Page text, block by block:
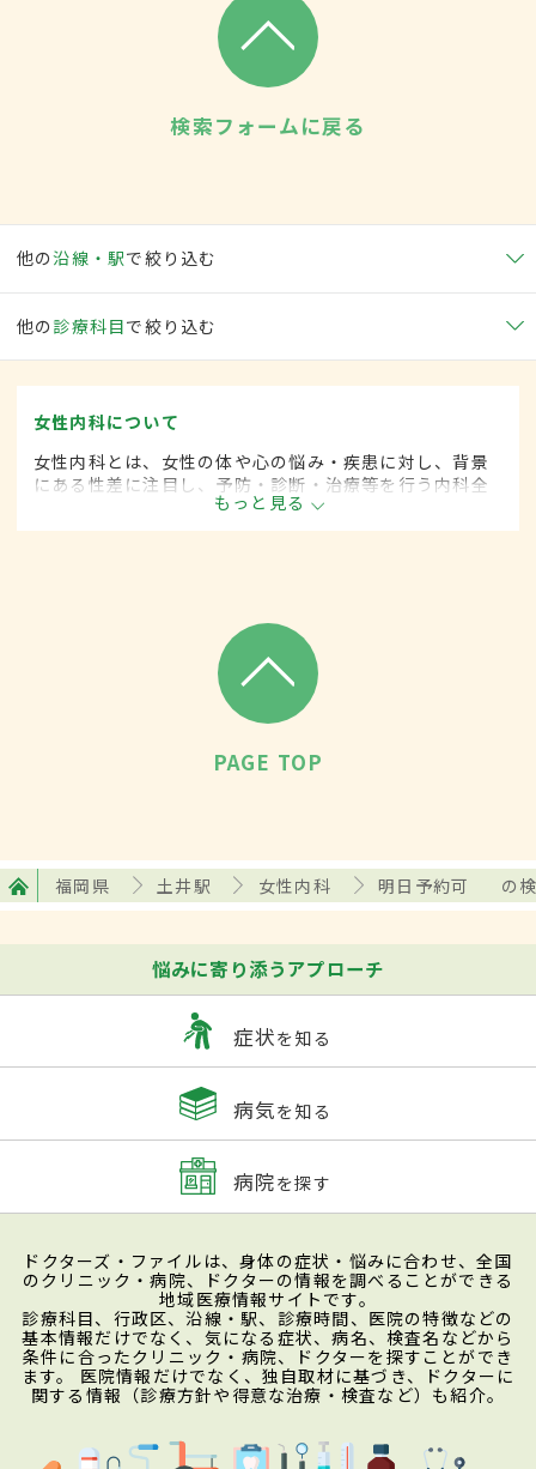
検索フォームに戻る
他の沿線・駅で絞り込む
他の 診療科目で絞り込む
女性内科について
女性内科とは、女性の体や心の悩み・疾患に対し、背景
にある性差に注目し、予防・診断・治療等を行う内科全
般領域です。ライフスタイルが多様化する中、女性の健
康をトータルサポートし、必要に応じて連携医療機関へ
もっと見る
PAGE TOP
福岡県 土井駅 女性内科 明日予約可 の
悩みに寄り添うアプローチ
症状を知る
病気を知る
病院を探す
ドクターズ・ファイルは、身体の症状・悩みに合わせ、全国
のクリニック・病院、ドクターの情報を調べることができる
地域医療情報サイトです。
診療科目、行政区、沿線・駅、診療時間、医院の特徴などの
基本情報だけでなく、気になる症状、病名、検査名などから
条件に合ったクリニック・病院、ドクターを探すことができ
ます。 医院情報だけでなく、独自取材に基づき、ドクターに
関する情報（診療方針や得意な治療・検査など）も紹介。